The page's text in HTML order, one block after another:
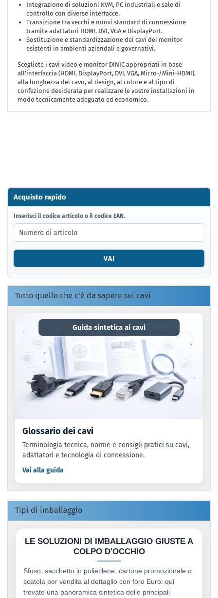
Integrazione di soluzioni KVM, PC industriali e sale di
controllo con diverse interfacce.
Transizione tra vecchi e nuovi standard di connessione
tramite adattatori HDMI, DVI, VGA e DisplayPort.
Sostituzione e standardizzazione dei cavi dei monitor
esistenti in ambienti aziendali e governativi.
Scegliete i cavi video e monitor DINIC appropriati in base
all'interfaccia (HDMI, DisplayPort, DVI, VGA, Micro-/Mini-HDMI),
alla lunghezza del cavo, al design, al colore e al tipo di
confezione desiderata per realizzare le vostre installazioni in
modo tecnicamente adeguato ed economico.
Acquisto rapido
INSERISCI
IL
CODICE
ARTICOLO
O
CODICE
EAN.
Inserisci il codice articolo o il codice EAN.
VAI
Tutto quello che c'è da sapere sui cavi
Guida sintetica ai cavi
Glossario dei cavi
Terminologia tecnica, norme e consigli pratici su cavi,
adattatori e tecnologia di connessione.
Vai alla guida
Tipi di imballaggio
LE SOLUZIONI DI IMBALLAGGIO GIUSTE A
COLPO D'OCCHIO
Sfuso, sacchetto in polietilene, cartone promozionale o
scatola per vendita al dettaglio con foro Euro: qui
trovate una panoramica sintetica delle principali